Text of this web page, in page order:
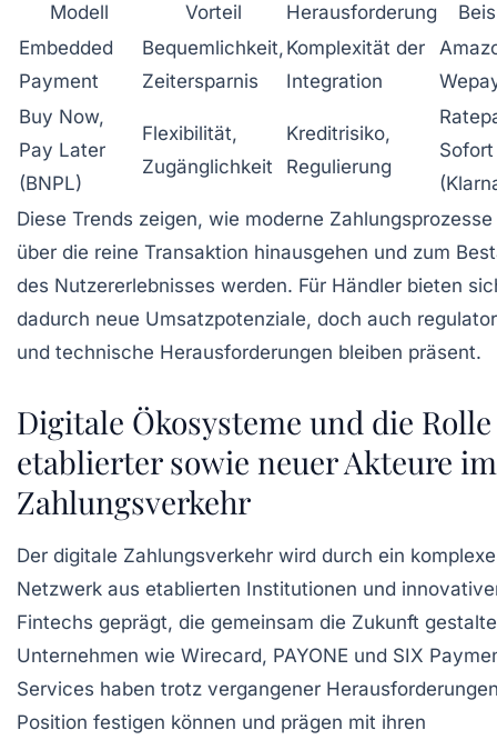
Modell Vorteil Herausforderung
Embedded
Payment
Bequemlichkeit,
Zeitersparnis
Komplexität der
Integration
Buy Now,
Pay Later
(BNPL)
Flexibilität,
Zugänglichkeit
Kreditrisiko,
Regulierung
Sofort
Diese Trends zeigen, wie moderne
über die reine Transaktion hinausgehen und zum
des Nutzererlebnisses werden. Für Händler bieten
dadurch neue Umsatzpotenziale, doch auch
und technische Herausforderungen bleiben präsent.
Digitale Ökosysteme und die Rolle
etablierter sowie neuer Akteure im
Zahlungsverkehr
Der digitale Zahlungsverkehr wird durch ein
Netzwerk aus etablierten Institutionen und
Fintechs geprägt, die gemeinsam die Zukunft
Unternehmen wie Wirecard, PAYONE und SIX
Services haben trotz vergangener
Position festigen können und prägen mit ihren